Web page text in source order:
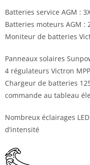
Batteries service AGM :
Batteries moteurs AGM :
Moniteur de batteries
Panneaux solaires
4 régulateurs Victron
Chargeur de batteries
commande au tableau
Nombreux éclairages
d’intensité